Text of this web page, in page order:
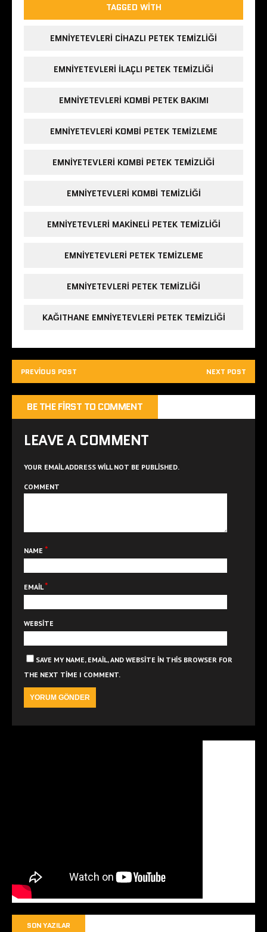
TAGGED WITH
EMNIYETEVLERI CIHAZLI PETEK TEMIZLIĞI
EMNIYETEVLERI ILAÇLI PETEK TEMIZLIĞI
EMNIYETEVLERI KOMBI PETEK BAKIMI
EMNIYETEVLERI KOMBI PETEK TEMIZLEME
EMNIYETEVLERI KOMBI PETEK TEMIZLIĞI
EMNIYETEVLERI KOMBI TEMIZLIĞI
EMNIYETEVLERI MAKINELI PETEK TEMIZLIĞI
EMNIYETEVLERI PETEK TEMIZLEME
EMNIYETEVLERI PETEK TEMIZLIĞI
KAĞITHANE EMNIYETEVLERI PETEK TEMIZLIĞI
PREVIOUS POST NEXT POST
BE THE FIRST TO COMMENT
LEAVE A COMMENT
YOUR EMAIL ADDRESS WILL NOT BE PUBLISHED.
COMMENT
NAME *
EMAIL*
WEBSITE
SAVE MY NAME, EMAIL, AND WEBSITE IN THIS BROWSER FOR
THE NEXT TIME I COMMENT.
SON YAZILAR